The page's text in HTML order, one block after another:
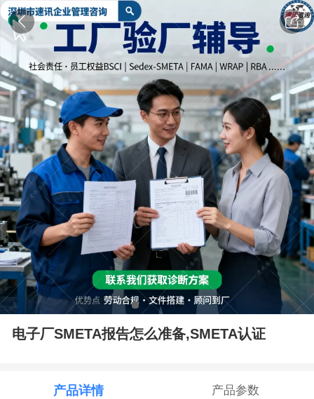
电子厂SMETA报告怎么准备,SMETA认证
产品详情 产品参数